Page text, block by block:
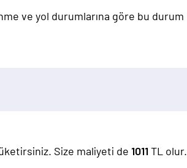
ve yol durumlarına göre bu durum
Size maliyeti de 1011TL olur.